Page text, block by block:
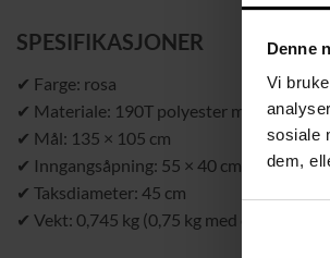
Denne
Vi
sosiale
dem,
SPESIFIKASJONER
✔ Farge: rosa
✔ Materiale: 190T polyester med PA-
✔ Mål: 135 × 105 cm
✔ Inngangsåpning: 55 × 40 cm
✔ Taksdiameter: 45 cm
✔ Vekt: 0,745 kg (0,75 kg med emballasje)